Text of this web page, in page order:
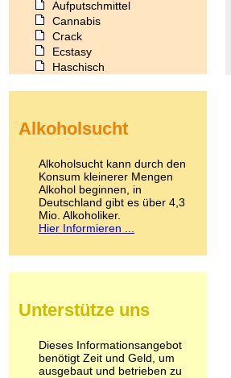
Aufputschmittel
Cannabis
Crack
Ecstasy
Haschisch
Kokain
LSD
Marihuana
Medikamente
Meskalin
Metamphetamin
Methadon
Pilze
Psychopharmaka
Schlafmittel
Schmerzmittel
Alkoholsucht
Alkoholsucht kann durch den
Konsum kleinerer Mengen
Alkohol beginnen, in
Deutschland gibt es über 4,3
Mio. Alkoholiker.
Hier Informieren ...
Unterstütze uns
Dieses Informationsangebot
benötigt Zeit und Geld, um
ausgebaut und betrieben zu